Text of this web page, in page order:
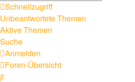
Schnellzugriff
Unbeantwortete Themen
Aktive Themen
Suche
Anmelden
Foren-Übersicht
Suche